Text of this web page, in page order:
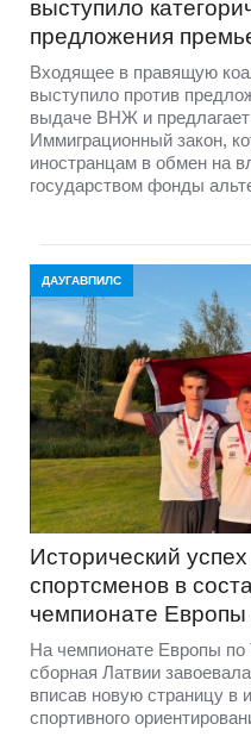
выступило
предложения
Входящее в правящую
выступило против
выдаче ВНЖ и предлагает
Иммиграционный закон,
иностранцам в обмен на
государством фонды
ДАУГАВПИЛС
Исторический
спортсменов в
чемпионате Европы
На чемпионате Европы
сборная Латвии
вписав новую страницу в
спортивного